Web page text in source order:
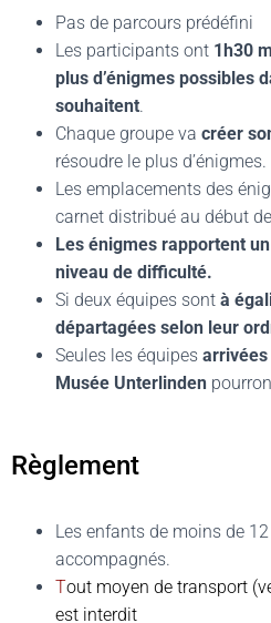
Pas de parcours prédéfini
Les participants ont 1h30
plus d’énigmes possibles
souhaitent.
Chaque groupe va créer
résoudre le plus d’énigmes.
Les emplacements des
carnet distribué au début
Les énigmes rapportent
niveau de difficulté.
Si deux équipes sont à
départagées selon leur
Seules les équipes arrivées
Musée Unterlinden
Règlement
Les enfants de moins de
accompagnés.
Tout moyen de transport
est interdit